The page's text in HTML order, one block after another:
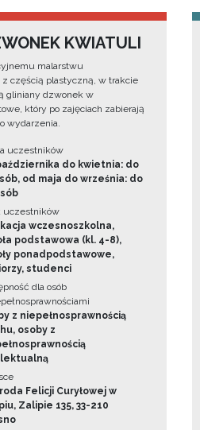
KWIATULI
malarstwu
z częścią plastyczną, w trakcie
gliniany dzwonek w
który po zajęciach zabierają
wydarzenia.
uczestników
do kwietnia: do
od maja do września: do
uczestników
wczesnoszkolna,
podstawowa (kl. 4-8),
ponadpodstawowe,
studenci
dla osób
z niepełnosprawnością
osoby z
Felicji Curyłowej w
Zalipie 135, 33-210